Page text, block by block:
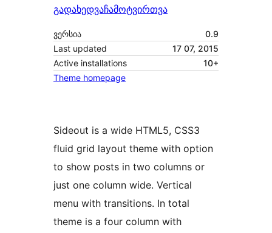
გადახედვაჩამოტვირთვა
ვერსია
0.9
Last updated
17 07, 2015
Active installations
10+
Theme homepage
Sideout is a wide HTML5, CSS3
fluid grid layout theme with option
to show posts in two columns or
just one column wide. Vertical
menu with transitions. In total
theme is a four column with